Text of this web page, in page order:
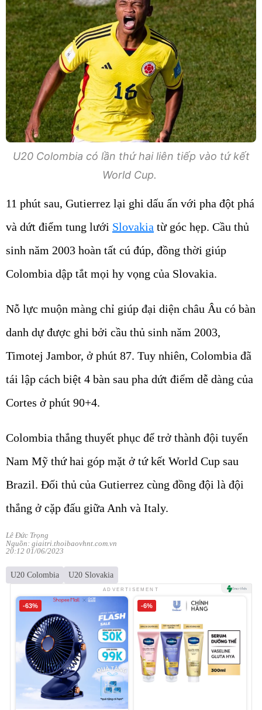
U20 Colombia có lần thứ hai liên tiếp vào tứ kết
World Cup.
11 phút sau, Gutierrez lại ghi dấu ấn với pha đột phá
và dứt điểm tung lưới Slovakia từ góc hẹp. Cầu thủ
sinh năm 2003 hoàn tất cú đúp, đồng thời giúp
Colombia dập tắt mọi hy vọng của Slovakia.
Nỗ lực muộn màng chỉ giúp đại diện châu Âu có bàn
danh dự được ghi bởi cầu thủ sinh năm 2003,
Timotej Jambor, ở phút 87. Tuy nhiên, Colombia đã
tái lập cách biệt 4 bàn sau pha dứt điểm dễ dàng của
Cortes ở phút 90+4.
Colombia thắng thuyết phục để trở thành đội tuyển
Nam Mỹ thứ hai góp mặt ở tứ kết World Cup sau
Brazil. Đối thủ của Gutierrez cùng đồng đội là đội
thắng ở cặp đấu giữa Anh và Italy.
Lê Đức Trọng
Nguồn: giaitri.thoibaovhnt.com.vn
20:12 01/06/2023
U20 Colombia U20 Slovakia
ADVERTISEMENT
-63% -6%